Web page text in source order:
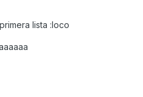
lista :loco